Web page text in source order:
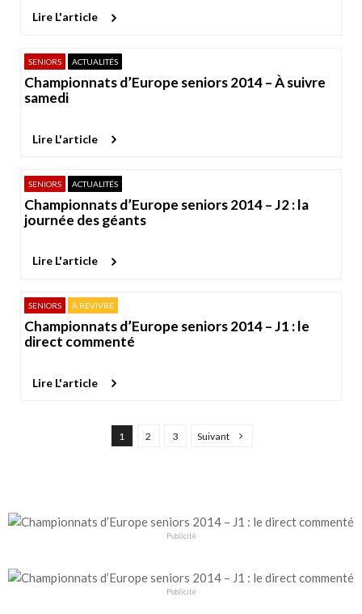
Lire L'article
SENIORS ACTUALITÉS
Championnats d’Europe seniors 2014 – À suivre
samedi
Lire L'article
SENIORS ACTUALITÉS
Championnats d’Europe seniors 2014 – J2 : la
journée des géants
Lire L'article
SENIORS À REVIVRE
Championnats d’Europe seniors 2014 – J1 : le
direct commenté
Lire L'article
n
i
1 2 3 Suivant
Publicité
Publicité